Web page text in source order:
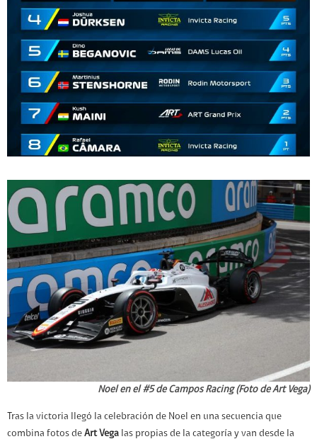
Noel en el #5 de Campos Racing (Foto de Art Vega)
Tras la victoria llegó la celebración de Noel en una secuencia que
combina fotos de Art Vega las propias de la categoría y van desde la